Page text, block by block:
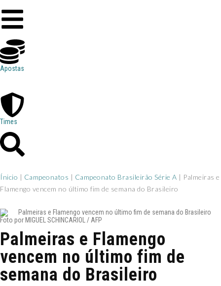
Apostas
Times
Ínicio | Campeonatos | Campeonato Brasileirão Série A | Palmeiras e
Flamengo vencem no último fim de semana do Brasileiro
Foto por MIGUEL SCHINCARIOL / AFP
Palmeiras e Flamengo
vencem no último fim de
semana do Brasileiro